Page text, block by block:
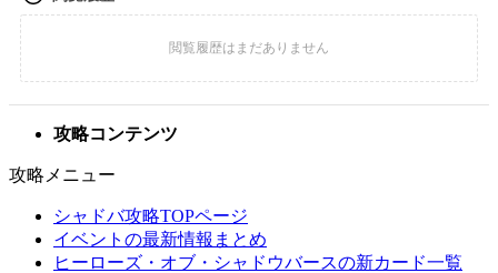
攻略コンテンツ
攻略メニュー
シャドバ攻略TOPページ
イベントの最新情報まとめ
ヒーローズ・オブ・シャドウバースの新カード一覧